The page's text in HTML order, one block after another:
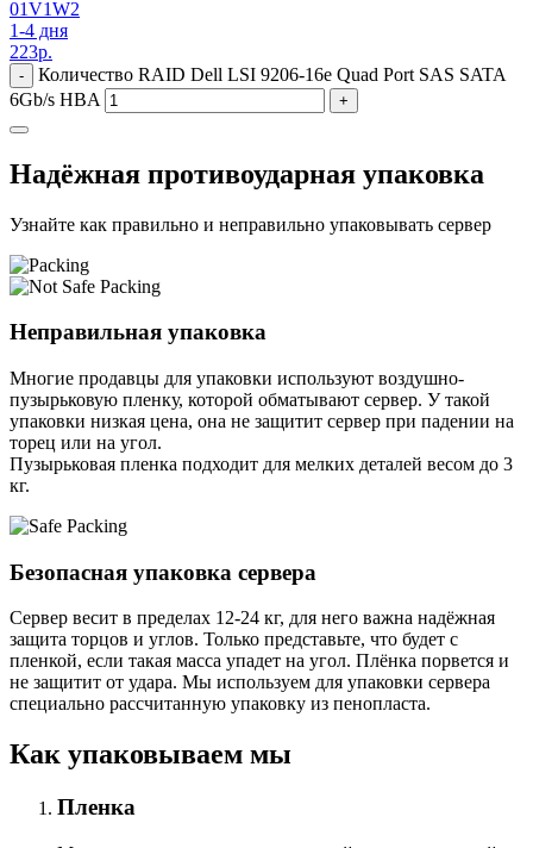
01V1W2
1-4 дня
223р.
-
Количество RAID Dell LSI 9206-16e Quad Port SAS SATA
6Gb/s HBA
+
Надёжная противоударная упаковка
Узнайте как правильно и неправильно упаковывать сервер
Неправильная упаковка
Многие продавцы для упаковки используют воздушно-
пузырьковую пленку, которой обматывают сервер. У такой
упаковки низкая цена, она не защитит сервер при падении на
торец или на угол.
Пузырьковая пленка подходит для мелких деталей весом до 3
кг.
Безопасная упаковка сервера
Сервер весит в пределах 12-24 кг, для него важна надёжная
защита торцов и углов. Только представьте, что будет с
пленкой, если такая масса упадет на угол. Плёнка порвется и
не защитит от удара. Мы используем для упаковки сервера
специально расcчитанную упаковку из пенопласта.
Как упаковываем мы
Пленка